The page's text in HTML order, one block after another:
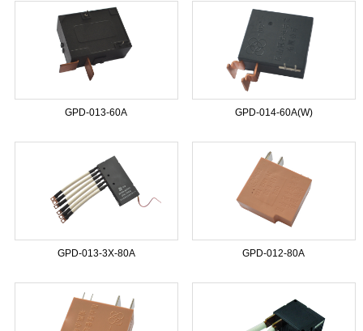
GPD-013-60A GPD-014-60A(W)
GPD-013-3X-80A GPD-012-80A